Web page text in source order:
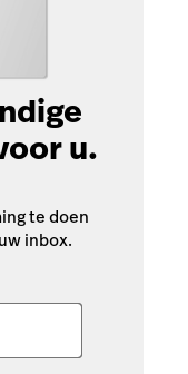
u.
te doen
inbox.